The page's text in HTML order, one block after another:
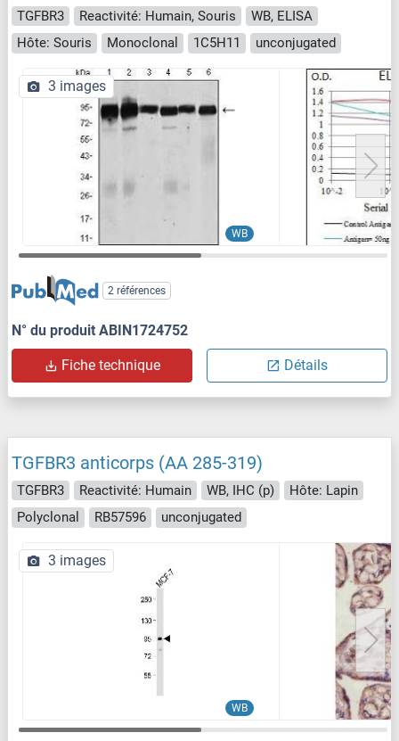
TGFBR3 Reactivité: Humain, Souris
WB, ELISA
Hôte: Souris
Monoclonal 1C5H11 unconjugated
WB
3 images
2 références
N° du produit ABIN1724752
Fiche technique Détails
TGFBR3 anticorps (AA 285-319)
TGFBR3 Reactivité: Humain WB, IHC (p)
Hôte: Lapin
Polyclonal
RB57596 unconjugated
WB
3 images